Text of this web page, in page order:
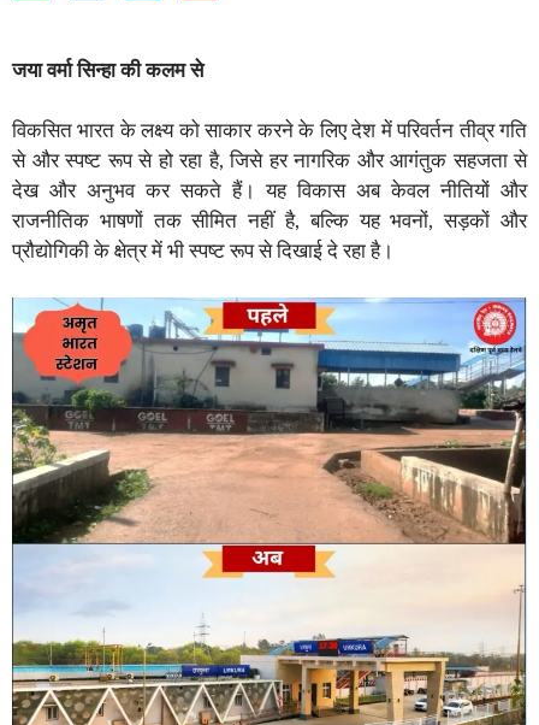
जया वर्मा सिन्हा की कलम से
विकसित भारत के लक्ष्य को साकार करने के लिए देश में परिवर्तन तीव्र गति
से और स्पष्ट रूप से हो रहा है, जिसे हर नागरिक और आगंतुक सहजता से
देख और अनुभव कर सकते हैं। यह विकास अब केवल नीतियों और
राजनीतिक भाषणों तक सीमित नहीं है, बल्कि यह भवनों, सड़कों और
प्रौद्योगिकी के क्षेत्र में भी स्पष्ट रूप से दिखाई दे रहा है।